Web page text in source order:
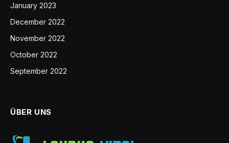
January 2023
December 2022
November 2022
October 2022
September 2022
ÜBER UNS